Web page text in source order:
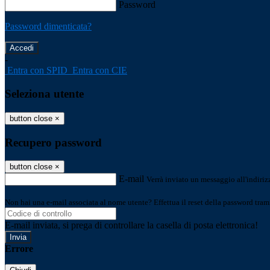
Password
Password dimenticata?
-
Entra con SPID Entra con CIE
Seleziona utente
button close ×
Recupero password
button close ×
E-mail Verrà inviato un messaggio
Non hai una e-mail associata al nome utente? Effettua il reset della password
E-mail inviata, si prega di controllare la casella di posta elettronica!
Errore